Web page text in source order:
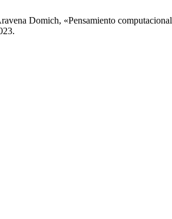
Domich, «Pensamiento